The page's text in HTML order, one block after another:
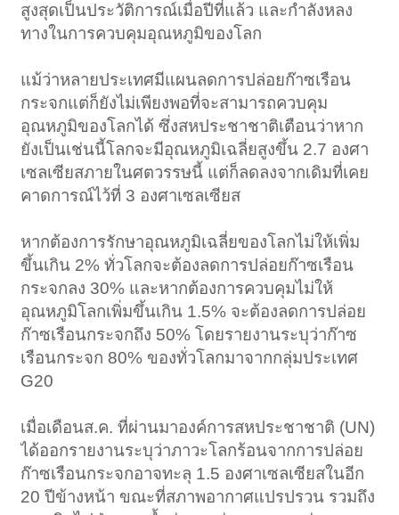
สูงสุดเป็นประวัติการณ์เมื่อปีที่แล้ว และกำลังหลง
ทางในการควบคุมอุณหภูมิของโลก
แม้ว่าหลายประเทศมีแผนลดการปล่อยก๊าซเรือน
กระจกแต่ก็ยังไม่เพียงพอที่จะสามารถควบคุม
อุณหภูมิของโลกได้ ซึ่งสหประชาชาติเตือนว่าหาก
ยังเป็นเช่นนี้โลกจะมีอุณหภูมิเฉลี่ยสูงขึ้น 2.7 องศา
เซลเซียสภายในศตวรรษนี้ แต่ก็ลดลงจากเดิมที่เคย
คาดการณ์ไว้ที่ 3 องศาเซลเซียส
หากต้องการรักษาอุณหภูมิเฉลี่ยของโลกไม่ให้เพิ่ม
ขึ้นเกิน 2% ทั่วโลกจะต้องลดการปล่อยก๊าซเรือน
กระจกลง 30% และหากต้องการควบคุมไม่ให้
อุณหภูมิโลกเพิ่มขึ้นเกิน 1.5% จะต้องลดการปล่อย
ก๊าซเรือนกระจกถึง 50% โดยรายงานระบุว่าก๊าซ
เรือนกระจก 80% ของทั่วโลกมาจากกลุ่มประเทศ
G20
เมื่อเดือนส.ค. ที่ผ่านมาองค์การสหประชาชาติ (UN)
ได้ออกรายงานระบุว่าภาวะโลกร้อนจากการปล่อย
ก๊าซเรือนกระจกอาจทะลุ 1.5 องศาเซลเซียสในอีก
20 ปีข้างหน้า ขณะที่สภาพอากาศแปรปรวน รวมถึง